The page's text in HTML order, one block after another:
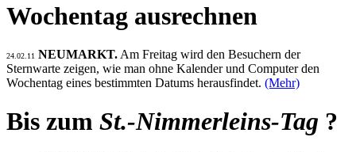
Wochentag ausrechnen
24.02.11 NEUMARKT. Am Freitag wird den Besuchern der
Sternwarte zeigen, wie man ohne Kalender und Computer den
Wochentag eines bestimmten Datums herausfindet. (Mehr)
Bis zum St.-Nimmerleins-Tag ?